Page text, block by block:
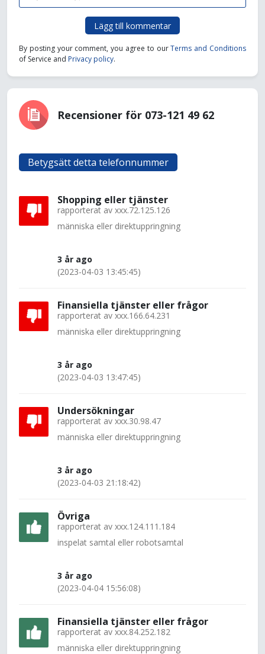
Lägg till kommentar
By posting your comment, you agree to ourTerms and Conditions
of Service and Privacy policy.
Recensioner för 073-121 49 62
Betygsätt detta telefonnummer
Shopping eller tjänster
rapporterat av xxx.72.125.126
människa eller direktuppringning
3 år ago
(2023-04-03 13:45:45)
Finansiella tjänster eller frågor
rapporterat av xxx.166.64.231
människa eller direktuppringning
3 år ago
(2023-04-03 13:47:45)
Undersökningar
rapporterat av xxx.30.98.47
människa eller direktuppringning
3 år ago
(2023-04-03 21:18:42)
Övriga
rapporterat av xxx.124.111.184
inspelat samtal eller robotsamtal
3 år ago
(2023-04-04 15:56:08)
Finansiella tjänster eller frågor
rapporterat av xxx.84.252.182
människa eller direktuppringning